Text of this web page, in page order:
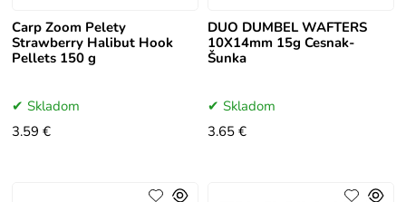
Carp Zoom Pelety
Strawberry Halibut Hook
Pellets 150 g
Skladom
3.59 €
DUO DUMBEL WAFTERS
10X14mm 15g Cesnak-
Šunka
Skladom
3.65 €